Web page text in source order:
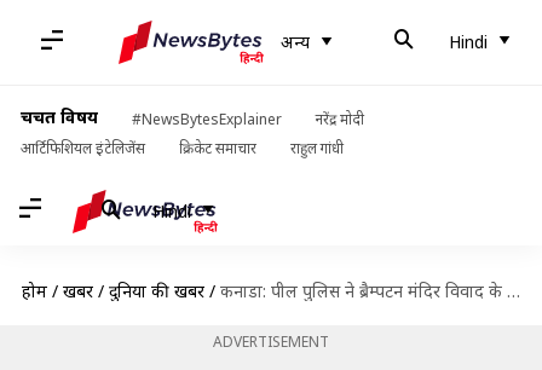
अन्य Hindi
चर्चित विषय #NewsBytesExplainer
नरेंद्र मोदी
आर्टिफिशियल इंटेलिजेंस
क्रिकेट समाचार राहुल गांधी
Hindi
होम / खबरें / दुनिया की खबरें / कनाडा: पील पुलिस ने ब्रैम्पटन मंदिर विवाद के वीडियो में दिखे पुलिस अधिकारी को दोषमुक्त किया
ADVERTISEMENT